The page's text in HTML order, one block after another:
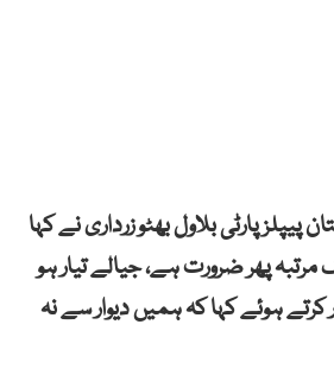
پیپلزپارٹی بلاول بھٹو زرداری نے کہا
پھر ضرورت ہے، جیالے تیار ہو
کرتے ہوئے کہا کہ ہمیں دیوار سے نہ